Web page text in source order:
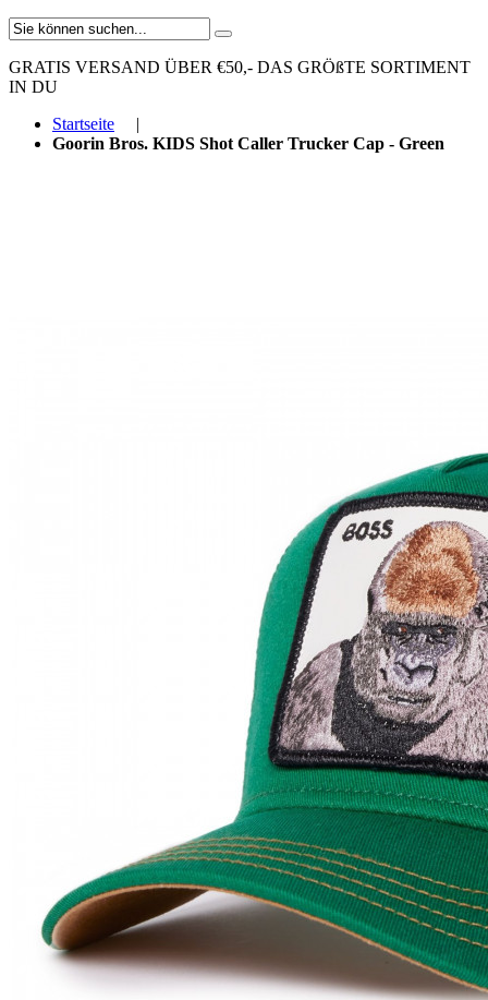
GRATIS VERSAND ÜBER €50,- DAS GRÖßTE SORTIMENT
IN DU
Startseite
|
Goorin Bros. KIDS Shot Caller Trucker Cap - Green